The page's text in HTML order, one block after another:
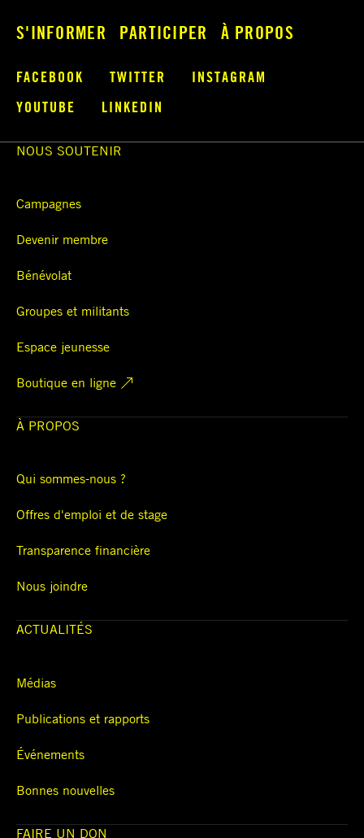
S'INFORMER PARTICIPER À PROPOS
FACEBOOK TWITTER
INSTAGRAM
YOUTUBE
LINKEDIN
NOUS SOUTENIR
Campagnes
Devenir membre
Bénévolat
Groupes et militants
Espace jeunesse
Boutique en ligne
À PROPOS
Qui sommes-nous ?
Offres d'emploi et de stage
Transparence financière
Nous joindre
ACTUALITÉS
Médias
Publications et rapports
Événements
Bonnes nouvelles
FAIRE UN DON